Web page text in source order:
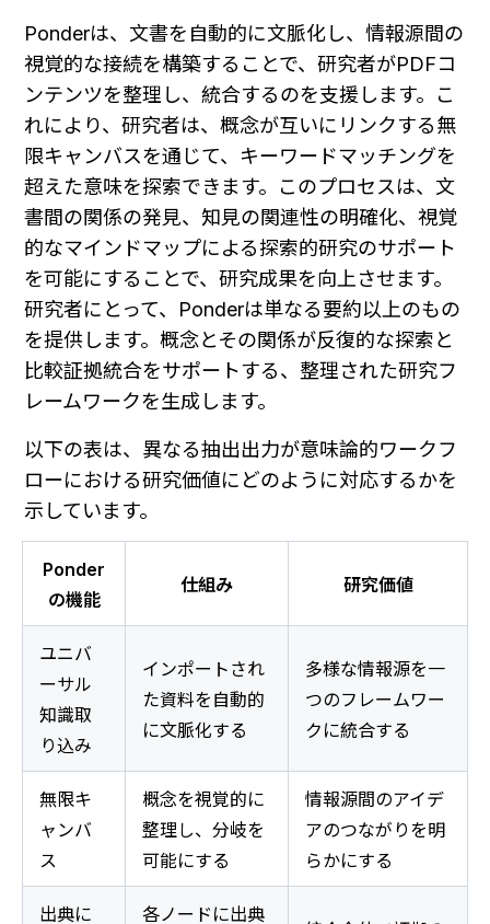
Ponderは、文書を自動的に文脈化し、情報源間の
視覚的な接続を構築することで、研究者がPDFコ
ンテンツを整理し、統合するのを支援します。こ
れにより、研究者は、概念が互いにリンクする無
限キャンバスを通じて、キーワードマッチングを
超えた意味を探索できます。このプロセスは、文
書間の関係の発見、知見の関連性の明確化、視覚
的なマインドマップによる探索的研究のサポート
を可能にすることで、研究成果を向上させます。
研究者にとって、Ponderは単なる要約以上のもの
を提供します。概念とその関係が反復的な探索と
比較証拠統合をサポートする、整理された研究フ
レームワークを生成します。
以下の表は、異なる抽出出力が意味論的ワークフ
ローにおける研究価値にどのように対応するかを
示しています。
Ponder
の機能
仕組み 研究価値
ユニバ
ーサル
知識取
り込み
インポートされ
た資料を自動的
に文脈化する
多様な情報源を一
つのフレームワー
クに統合する
無限キ
ャンバ
ス
概念を視覚的に
整理し、分岐を
可能にする
情報源間のアイデ
アのつながりを明
らかにする
出典に
各ノードに出典